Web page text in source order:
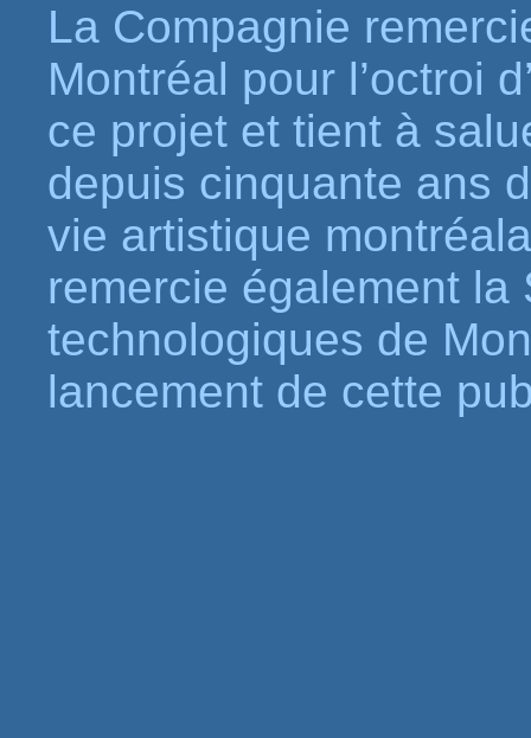
La Compagnie
Montréal pour l’octroi
ce projet et tient à
depuis cinquante ans
vie artistique
remercie également la
technologiques de
lancement de cette